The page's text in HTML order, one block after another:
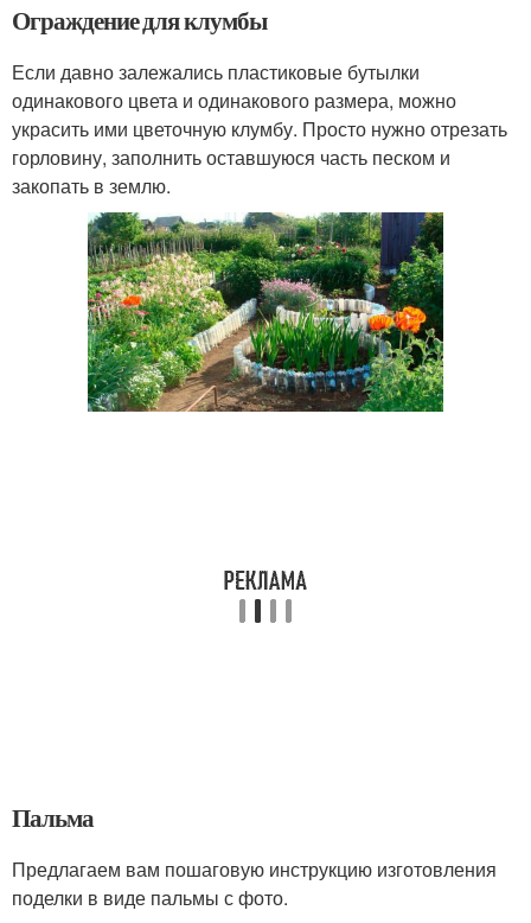
Ограждение для клумбы
Если давно залежались пластиковые бутылки
одинакового цвета и одинакового размера, можно
украсить ими цветочную клумбу. Просто нужно отрезать
горловину, заполнить оставшуюся часть песком и
закопать в землю.
Пальма
Предлагаем вам пошаговую инструкцию изготовления
поделки в виде пальмы с фото.